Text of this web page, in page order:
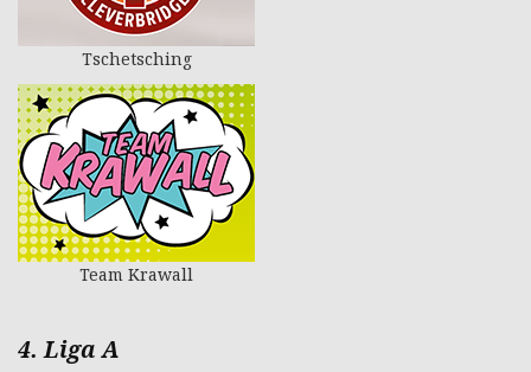
Tschetsching
Team Krawall
4. Liga A